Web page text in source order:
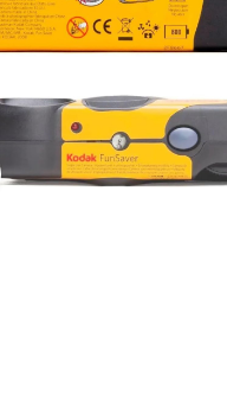
Clique para ampliar